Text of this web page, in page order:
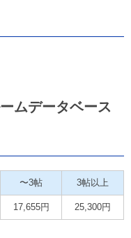
ムデータベース
〜3帖 3帖以上
17,655円 25,300円